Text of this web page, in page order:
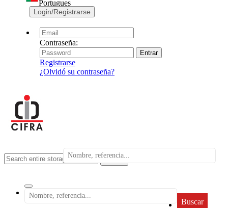
Portugues
Login/Registrarse
Contraseña:
Registrarse
¿Olvidó su contraseña?
search
Buscar